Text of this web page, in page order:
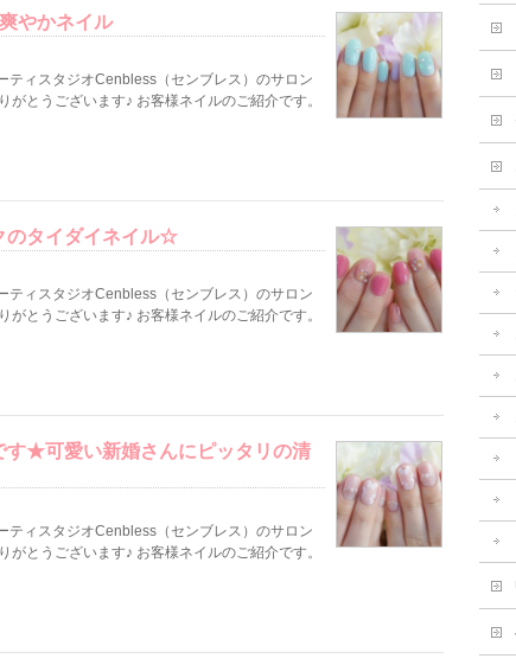
やかネイル
ティスタジオCenbless（センブレス）のサロン
とうございます♪ お客様ネイルのご紹介です。
のタイダイネイル☆
ティスタジオCenbless（センブレス）のサロン
とうございます♪ お客様ネイルのご紹介です。
す★可愛い新婚さんにピッタリの清
ティスタジオCenbless（センブレス）のサロン
とうございます♪ お客様ネイルのご紹介です。